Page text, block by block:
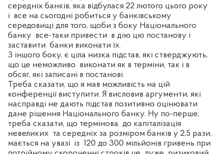
середніх банків, яка відбулася 22 лютого цього року
і все на сьогодні робиться у банківському
середовищі для того, щоби з боку Національного
банку все-таки привести в дію цю постанову і
заставити банки виконати їх.
З іншого боку, є ціла низка підстав, які стверджують,
що це неможливо виконати як в терміни, так і в
обсяг, які записані в постанові.
Треба сказати, що я мав можливість на цій
конференції виступити. Я висловив аргументи, які
насправді не дають підстав позитивно оцінювати
дане рішення Національного банку. Ну по-перше,
треба сказати, що термінова до капіталізація
невеликих та середніх за розміром банків у 2,5 рази,
мається на увазі із 120 до 300 мільйонів гривень при